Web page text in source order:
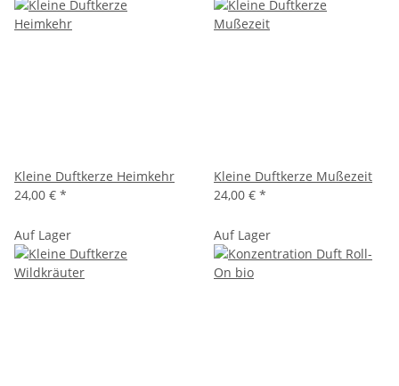
Kleine Duftkerze Heimkehr
24,00 € *
Kleine Duftkerze Mußezeit
24,00 € *
Auf Lager Auf Lager